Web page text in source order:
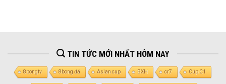
TIN TỨC MỚI NHẤT HÔM NAY
8bongtv 8bong đá Asian cup BXH cr7 Cúp C1